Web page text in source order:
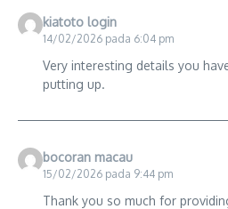
kiatoto login
14/02/2026 pada 6:04 pm
Very interesting details you
putting up.
bocoran macau
15/02/2026 pada 9:44 pm
Thank you so much for